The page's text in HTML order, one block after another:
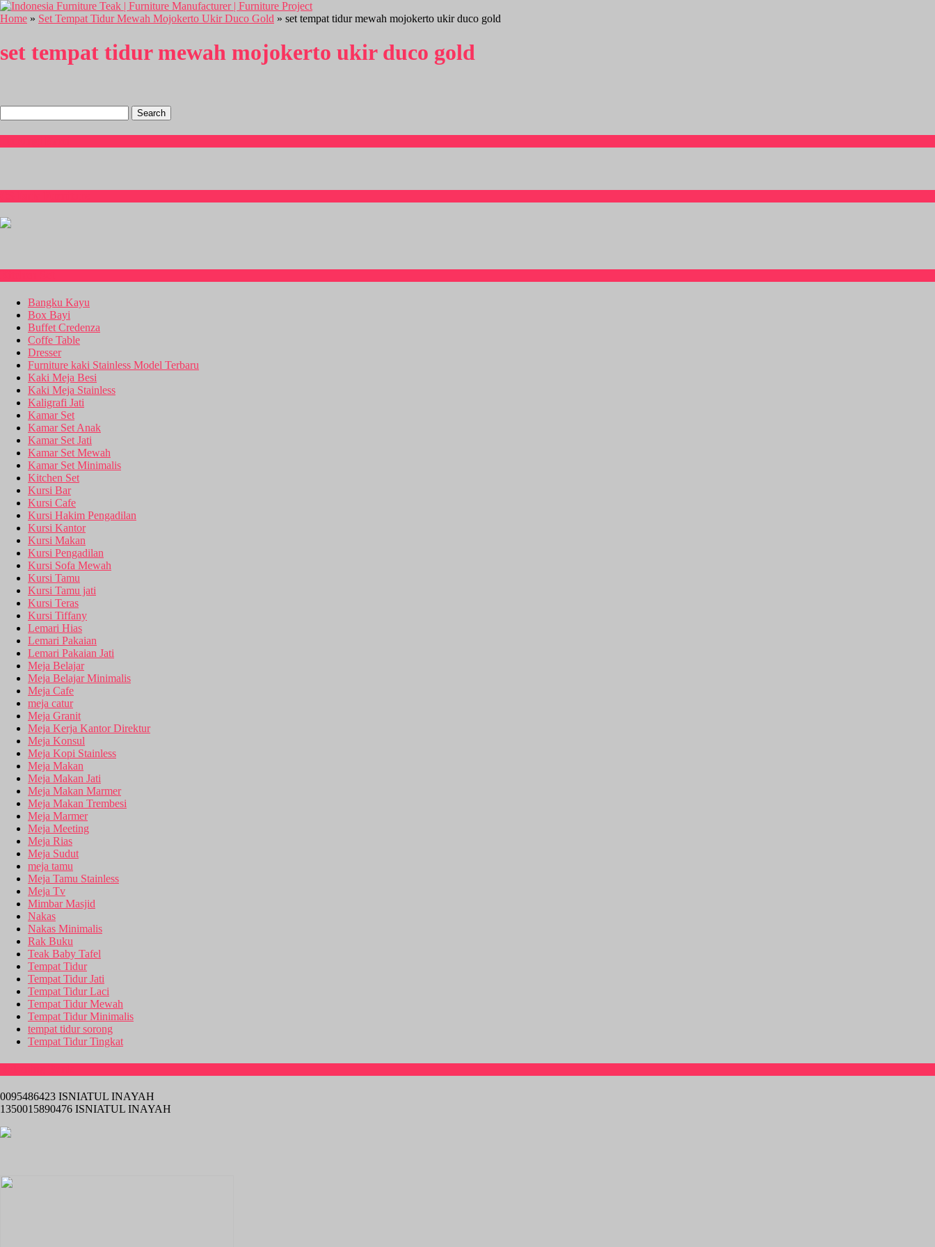
Home » Set Tempat Tidur Mewah Mojokerto Ukir Duco Gold » set tempat tidur mewah mojokerto ukir duco gold
set tempat tidur mewah mojokerto ukir duco gold
for:
Bangku Kayu
Box Bayi
Buffet Credenza
Coffe Table
Dresser
Furniture kaki Stainless Model Terbaru
Kaki Meja Besi
Kaki Meja Stainless
Kaligrafi Jati
Kamar Set
Kamar Set Anak
Kamar Set Jati
Kamar Set Mewah
Kamar Set Minimalis
Kitchen Set
Kursi Bar
Kursi Cafe
Kursi Hakim Pengadilan
Kursi Kantor
Kursi Makan
Kursi Pengadilan
Kursi Sofa Mewah
Kursi Tamu
Kursi Tamu jati
Kursi Teras
Kursi Tiffany
Lemari Hias
Lemari Pakaian
Lemari Pakaian Jati
Meja Belajar
Meja Belajar Minimalis
Meja Cafe
meja catur
Meja Granit
Meja Kerja Kantor Direktur
Meja Konsul
Meja Kopi Stainless
Meja Makan
Meja Makan Jati
Meja Makan Marmer
Meja Makan Trembesi
Meja Marmer
Meja Meeting
Meja Rias
Meja Sudut
meja tamu
Meja Tamu Stainless
Meja Tv
Mimbar Masjid
Nakas
Nakas Minimalis
Rak Buku
Teak Baby Tafel
Tempat Tidur
Tempat Tidur Jati
Tempat Tidur Laci
Tempat Tidur Mewah
Tempat Tidur Minimalis
tempat tidur sorong
Tempat Tidur Tingkat
0095486423 ISNIATUL INAYAH
1350015890476 ISNIATUL INAYAH